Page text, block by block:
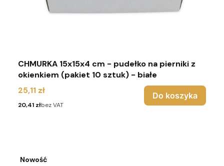
CHMURKA 15x15x4 cm - pudełko na pierniki z
okienkiem (pakiet 10 sztuk) - białe
Cena
25,11 zł
Cena
20,41 złbez VAT
Do koszyka
Nowość